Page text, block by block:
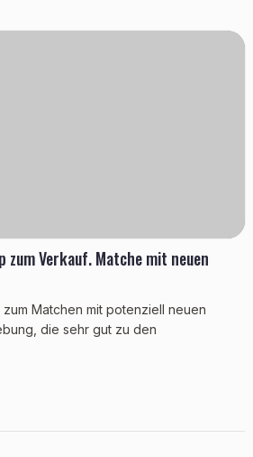
zum Verkauf. Matche mit neuen
Matchen mit potenziell neuen
die sehr gut zu den